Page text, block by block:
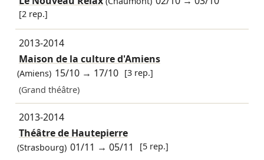
[2 rep.]
2013-2014
Maison de la culture d'Amiens
(Amiens) 15/10 → 17/10 [3 rep.]
(Grand théâtre)
2013-2014
Théâtre de Hautepierre
(Strasbourg) 01/11 →05/11 [5 rep.]